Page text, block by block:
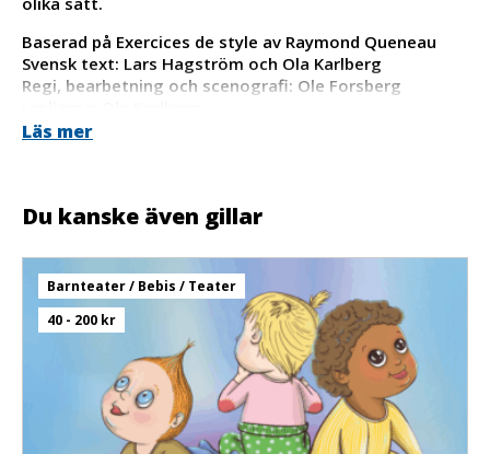
Baserad på Exercices de style av Raymond Queneau
Svensk text: Lars Hagström och Ola Karlberg
Regi, bearbetning och scenografi: Ole Forsberg
Rekvisita och kostym: Cilla Klein
Information om tillgänglighet på
spelplatsen:https://www.bigwind.se/om-
oss/#tillganglighet
Läs mer
Du kanske även gillar
Barnteater / Bebis / Teater
40 - 200 kr